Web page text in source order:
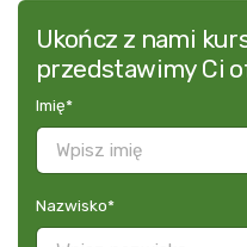
Ukończ z nami
przedstawimy Ci
Imię*
Nazwisko*